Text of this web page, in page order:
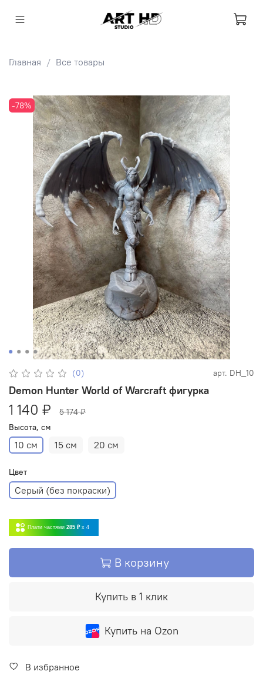
Главная Все товары
-78%
(0) арт. DH_10
Demon Hunter World of Warcraft фигурка
1 140 ₽
5 174 ₽
Высота, см
10 см 15 см 20 см
Цвет
Серый (без покраски)
Плати частями 285 ₽ x 4
В корзину
Купить в 1 клик
Купить на Ozon
В избранное